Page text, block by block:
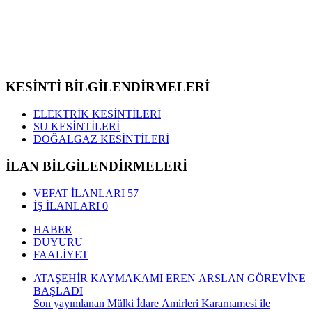
KESİNTİ BİLGİLENDİRMELERİ
ELEKTRİK KESİNTİLERİ
SU KESİNTİLERİ
DOĞALGAZ KESİNTİLERİ
İLAN BİLGİLENDİRMELERİ
VEFAT İLANLARI 57
İŞ İLANLARI 0
HABER
DUYURU
FAALİYET
ATAŞEHİR KAYMAKAMI EREN ARSLAN GÖREVİNE
BAŞLADI
Son yayımlanan Mülki İdare Amirleri Kararnamesi ile